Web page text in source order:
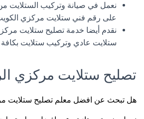
نعمل في صيانة وتركيب الستلايت
على رقم فني ستلايت مركزي الكويت
نقدم أيضا خدمة تصليح ستلايت
ستلايت عادي وتركيب ستلايت بكافة
تصليح ستلايت مركزي
هل تبحث عن افضل معلم تصليح ستلايت